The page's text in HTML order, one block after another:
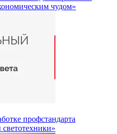
чудом»
профстандарта